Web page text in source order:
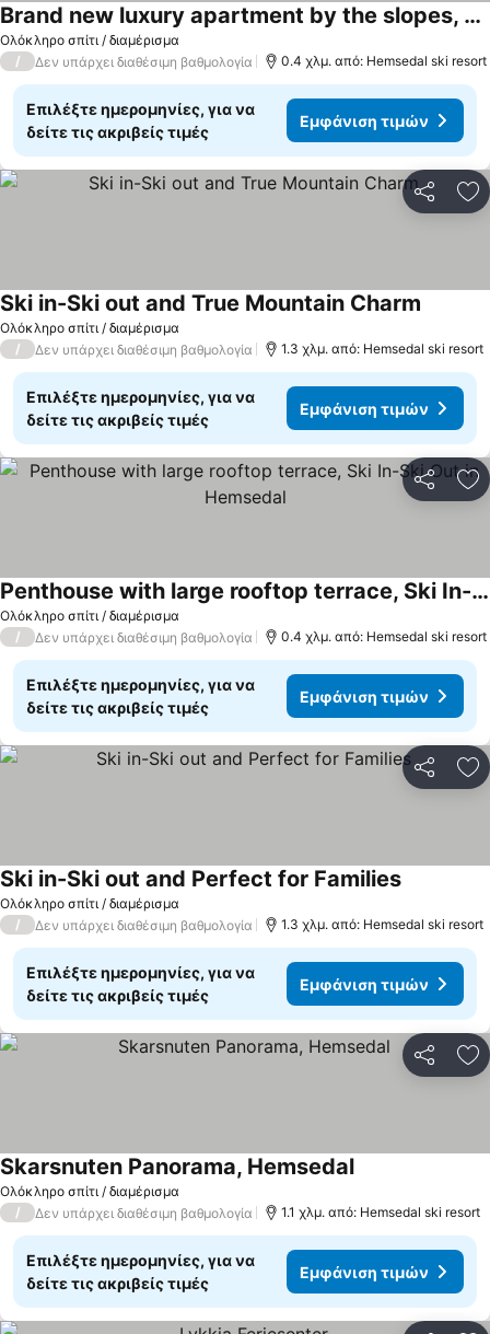
Ολόκληρο σπίτι / διαμέρισμα
Brand new luxury apartment by the slopes, Hemsedal
/ Δεν υπάρχει διαθέσιμη βαθμολογία 0.4 χλμ. από: Hemsedal ski resort
Επιλέξτε ημερομηνίες, για να
δείτε τις ακριβείς τιμές
Εμφάνιση τιμών
Ολόκληρο σπίτι / διαμέρισμα
Ski in-Ski out and True Mountain Charm
/ Δεν υπάρχει διαθέσιμη βαθμολογία 1.3 χλμ. από: Hemsedal ski resort
Επιλέξτε ημερομηνίες, για να
δείτε τις ακριβείς τιμές
Εμφάνιση τιμών
Ολόκληρο σπίτι / διαμέρισμα
Penthouse with large rooftop terrace, Ski In-Ski Out in Hemsedal
/ Δεν υπάρχει διαθέσιμη βαθμολογία 0.4 χλμ. από: Hemsedal ski resort
Επιλέξτε ημερομηνίες, για να
δείτε τις ακριβείς τιμές
Εμφάνιση τιμών
Ολόκληρο σπίτι / διαμέρισμα
Ski in-Ski out and Perfect for Families
/ Δεν υπάρχει διαθέσιμη βαθμολογία 1.3 χλμ. από: Hemsedal ski resort
Επιλέξτε ημερομηνίες, για να
δείτε τις ακριβείς τιμές
Εμφάνιση τιμών
Ολόκληρο σπίτι / διαμέρισμα
Skarsnuten Panorama, Hemsedal
/ Δεν υπάρχει διαθέσιμη βαθμολογία 1.1 χλμ. από: Hemsedal ski resort
Επιλέξτε ημερομηνίες, για να
δείτε τις ακριβείς τιμές
Εμφάνιση τιμών